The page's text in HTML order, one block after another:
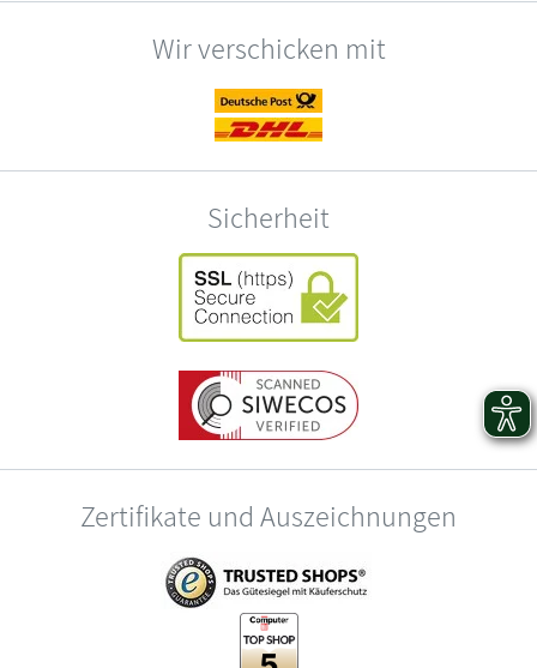
Wir verschicken mit
Sicherheit
Zertifikate und Auszeichnungen